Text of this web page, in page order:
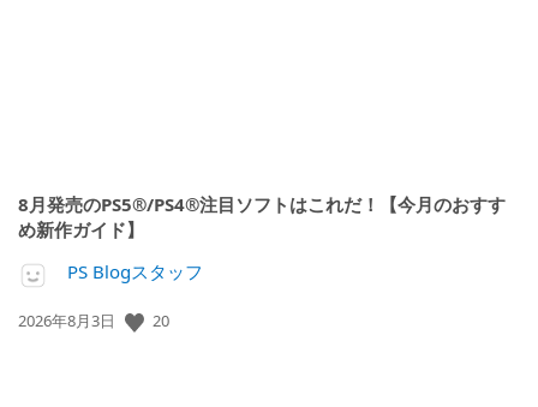
8月発売のPS5®/PS4®注目ソフトはこれだ！【今月のおすす
め新作ガイド】
PS Blogスタッフ
公
2026年8月3日 20